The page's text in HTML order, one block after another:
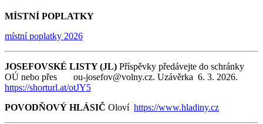
MÍSTNÍ POPLATKY
místní poplatky 2026
JOSEFOVSKÉ LISTY (JL) Příspěvky předávejte do schránky
OÚ nebo přes ou-josefov@volny.cz. Uzávěrka 6. 3. 2026.
https://shorturl.at/otJY5
POVODŇOVÝ HLÁSIČ Oloví https://www.hladiny.cz